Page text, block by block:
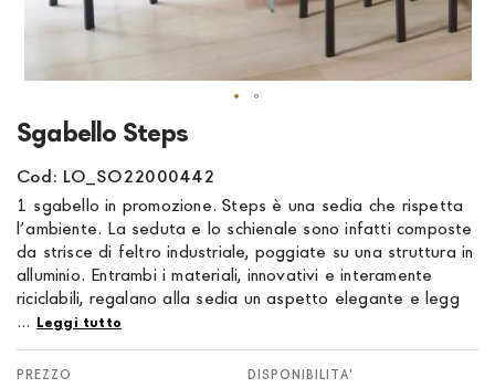
Sgabello Steps
Cod: LO_SO22000442
1 sgabello in promozione. Steps è una sedia che rispetta
l’ambiente. La seduta e lo schienale sono infatti composte
da strisce di feltro industriale, poggiate su una struttura in
alluminio. Entrambi i materiali, innovativi e interamente
riciclabili, regalano alla sedia un aspetto elegante e legg
... Leggi tutto
DISPONIBILITA'
Vai
all'inizio
della
galleria
di
immagini